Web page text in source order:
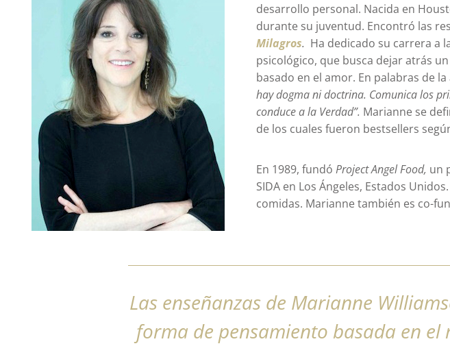
desarrollo personal. Nacida en
durante su juventud. Encontró las
Milagros. Ha dedicado su carrera a
psicológico, que busca dejar atrás
basado en el amor. En palabras de la
hay dogma ni doctrina. Comunica los
conduce a la Verdad”. Marianne se
de los cuales fueron bestsellers
En 1989, fundó Project Angel Food, un
SIDA en Los Ángeles, Estados
comidas. Marianne también es co-
Las enseñanzas de Marianne
forma de pensamiento basada en